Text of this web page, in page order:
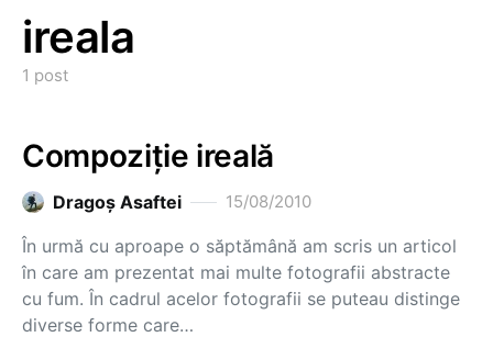
ireala
1 post
Compoziţie ireală
Dragoş Asaftei 15/08/2010
În urmă cu aproape o săptămână am scris un articol
în care am prezentat mai multe fotografii abstracte
cu fum. În cadrul acelor fotografii se puteau distinge
diverse forme care…